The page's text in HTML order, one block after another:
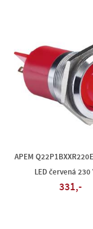
APEM
LED červená 230
331,-